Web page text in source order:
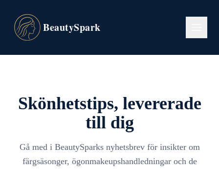
BeautySpark
Skönhetstips, levererade
till dig
Gå med i BeautySparks nyhetsbrev för insikter om
färgsäsonger, ögonmakeupshandledningar och de